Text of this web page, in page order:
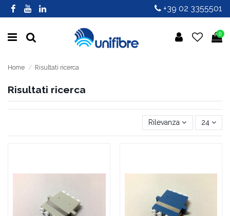
+39 02 3355501
0
Home Risultati ricerca
Risultati ricerca
Rilevanza 24